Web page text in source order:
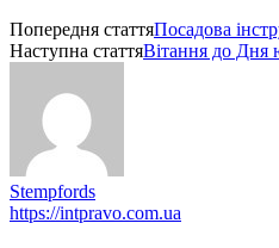
Попередня статтяПосадова
Наступна статтяВітання до Дня
Stempfords
https://intpravo.com.ua